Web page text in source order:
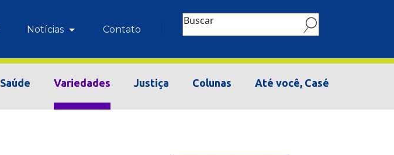
Notícias Contato
Buscar
Saúde Variedades Justiça Colunas Até você, Casé